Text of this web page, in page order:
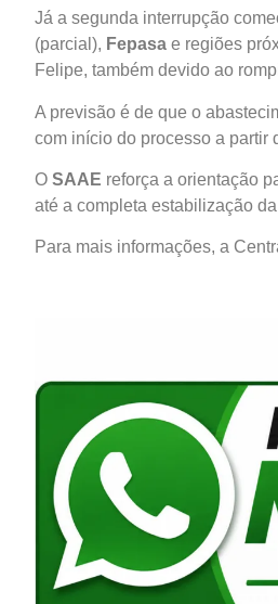
Já a segunda interrupção
(parcial), Fepasa e regiões
Felipe, também devido ao
A previsão é de que o
com início do processo a partir
O SAAE reforça a orientação
até a completa estabilização
Para mais informações, a